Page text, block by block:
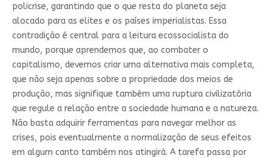
policrise, garantindo que o que resta do planeta seja
alocado para as elites e os países imperialistas. Essa
contradição é central para a leitura ecossocialista do
mundo, porque aprendemos que, ao combater o
capitalismo, devemos criar uma alternativa mais completa,
que não seja apenas sobre a propriedade dos meios de
produção, mas signifique também uma ruptura civilizatória
que regule a relação entre a sociedade humana e a natureza.
Não basta adquirir ferramentas para navegar melhor as
crises, pois eventualmente a normalização de seus efeitos
em algum canto também nos atingirá. A tarefa passa por